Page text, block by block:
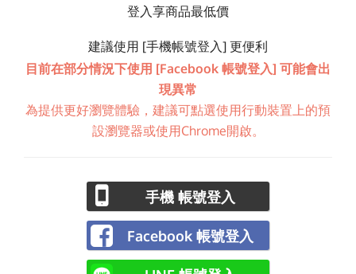
登入享商品最低價
建議使用 [手機帳號登入] 更便利
目前在部分情況下使用 [Facebook 帳號登入] 可能會出
現異常
為提供更好瀏覽體驗，建議可點選使用行動裝置上的預
設瀏覽器或使用Chrome開啟。
手機 帳號登入
Facebook 帳號登入